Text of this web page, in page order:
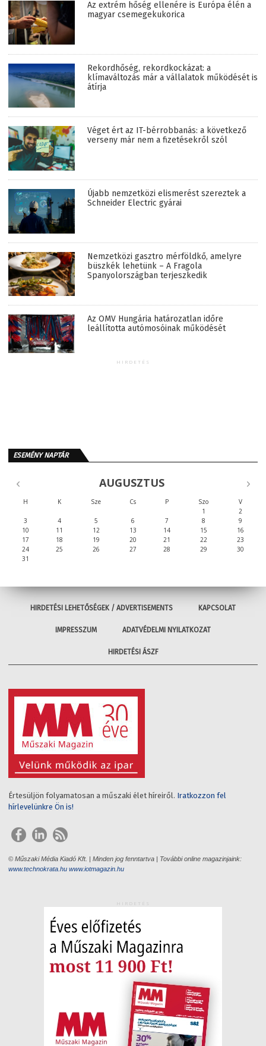
Az extrém hőség ellenére is Európa élén a
magyar csemegekukorica
Rekordhőség, rekordkockázat: a
klímaváltozás már a vállalatok működését is
átírja
Véget ért az IT-bérrobbanás: a következő
verseny már nem a fizetésekről szól
Újabb nemzetközi elismerést szereztek a
Schneider Electric gyárai
Nemzetközi gasztro mérföldkő, amelyre
büszkék lehetünk – A Fragola
Spanyolországban terjeszkedik
Az OMV Hungária határozatlan időre
leállította autómosóinak működését
HIRDETÉS
ESEMÉNY NAPTÁR
AUGUSZTUS
H K Sze Cs P Szo
V
1
2
3
4 5 6 7 8
9
10
11 12 13 14 15
16
17
18 19 20 21 22
23
24
25 26 27 28 29
30
31
HIRDETÉSI LEHETŐSÉGEK / ADVERTISEMENTS KAPCSOLAT
IMPRESSZUM ADATVÉDELMI NYILATKOZAT
HIRDETÉSI ÁSZF
Értesüljön folyamatosan a műszaki élet híreiről. Iratkozzon fel
hírlevelünkre Ön is!
© Műszaki Média Kiadó Kft. | Minden jog fenntartva | További online magazinjaink:
www.technokrata.hu www.iotmagazin.hu
HIRDETÉS